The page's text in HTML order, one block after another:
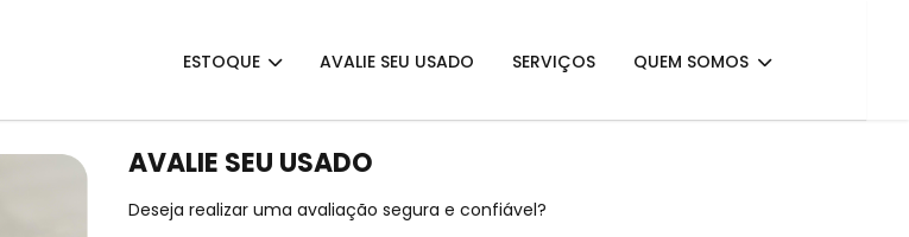
ESTOQUE AVALIE SEU USADO SERVIÇOS QUEM SOMOS
AVALIE SEU USADO
Deseja realizar uma avaliação segura e confiável?